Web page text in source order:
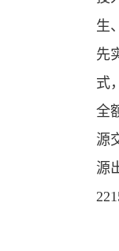
生
先
式
全
源
源